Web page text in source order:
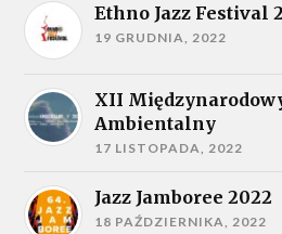
Ethno Jazz Festival
19 GRUDNIA, 2022
XII
Ambientalny
17 LISTOPADA, 2022
Jazz Jamboree 2022
18 PAŹDZIERNIKA, 2022